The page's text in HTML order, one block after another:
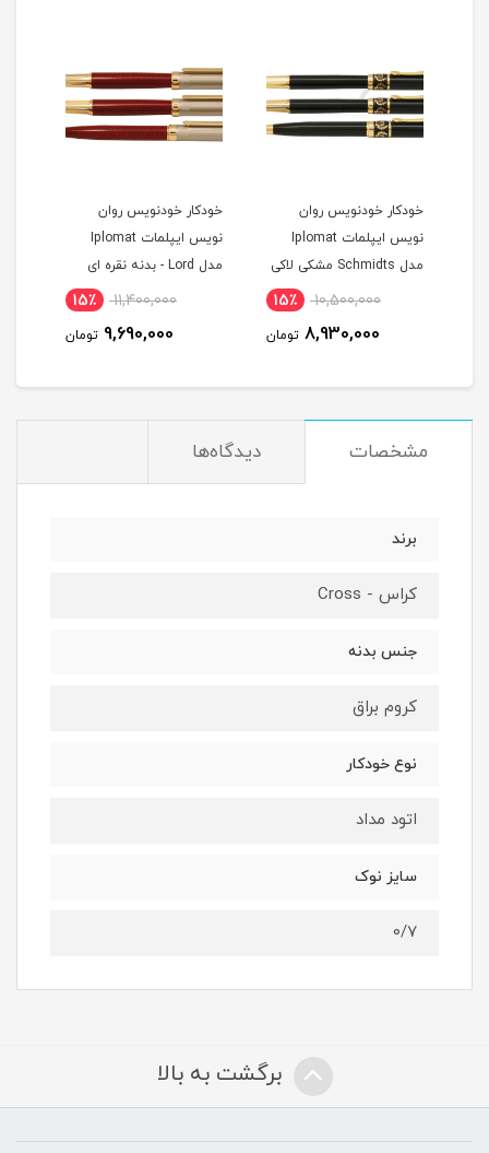
خودکار خودنویس روان
نویس ایپلمات Iplomat
مدل Schmidts مشکی لاکی
10,500,000 15٪
8,930,000 تومان
خودکار خودنویس روان
نویس ایپلمات Iplomat
11,400,000 15٪
9,690,000 تومان
مشخصات دیدگاه‌ها
برند
کراس - Cross
جنس بدنه
کروم براق
نوع خودکار
اتود مداد
سایز نوک
0/7
برگشت به بالا